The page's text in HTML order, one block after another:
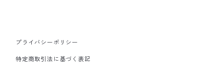
SHORTS（ショーツ）
SLING（スリング）
プライバシーポリシー
特定商取引法に基づく表記